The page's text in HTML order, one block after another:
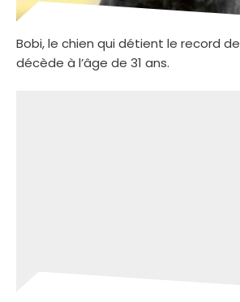
Bobi, le chien qui détient le record
décède à l’âge de 31 ans.